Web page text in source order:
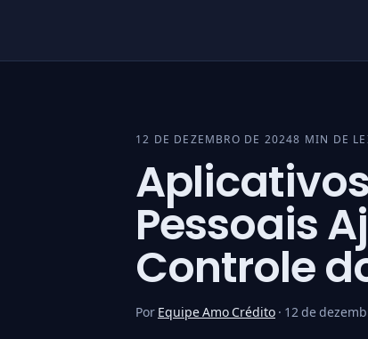
12 DE DEZEMBRO DE 20248 MIN DE
Pessoais
Controle
Por Equipe Amo Crédito · 12 de